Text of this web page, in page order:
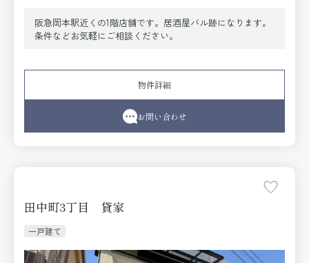
阪急岡本駅近くの1階店舗です。居酒屋バル跡になります。
条件などお気軽にご相談ください。
物件詳細
お問い合わせ
田中町3丁目 貸家
一戸建て